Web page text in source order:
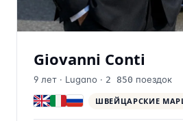
Giovanni Conti
9 лет · Lugano · 2 850 поездок
ШВЕЙЦАРСКИЕ